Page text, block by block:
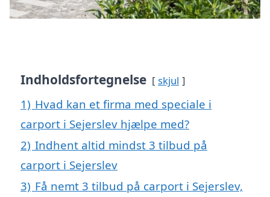
Indholdsfortegnelse skjul
1) Hvad kan et firma med speciale i
carport i Sejerslev hjælpe med?
2) Indhent altid mindst 3 tilbud på
carport i Sejerslev
3) Få nemt 3 tilbud på carport i Sejerslev,